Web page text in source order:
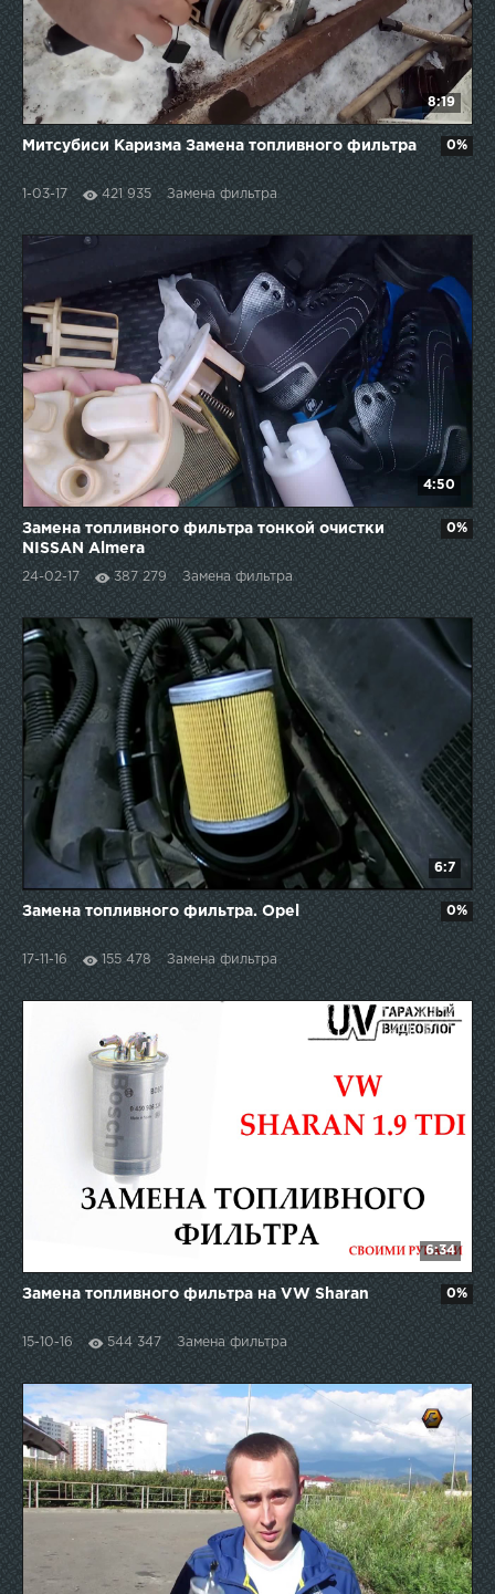
8:19
Митсубиси Каризма Замена топливного фильтра
1-03-17 421 935 Замена фильтра
0%
4:50
Замена топливного фильтра тонкой очистки
NISSAN Almera
24-02-17 387 279 Замена фильтра
0%
6:7
Замена топливного фильтра. Opel
17-11-16 155 478 Замена фильтра
0%
6:34
Замена топливного фильтра на VW Sharan
15-10-16 544 347 Замена фильтра
0%